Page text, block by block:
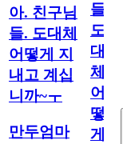
아. 친구님
들. 도대체
어떻게 지
내고 계십
니까~ㅜ
만두엄마
들.
도
대
체
어
떻
게